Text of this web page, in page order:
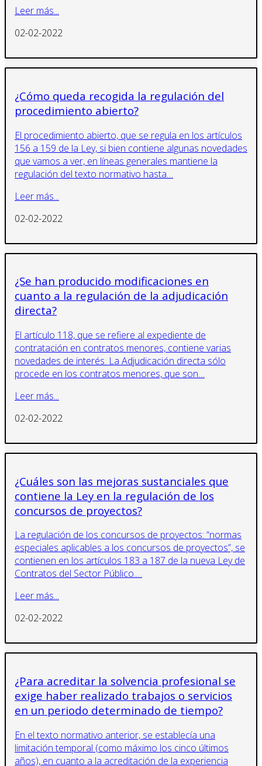
Leer más...
02-02-2022
¿Cómo queda recogida la regulación del
procedimiento abierto?
El procedimiento abierto, que se regula en los artículos
156 a 159 de la Ley, si bien contiene algunas novedades
que vamos a ver, en líneas generales mantiene la
regulación del texto normativo hasta…
Leer más...
02-02-2022
¿Se han producido modificaciones en
cuanto a la regulación de la adjudicación
directa?
El artículo 118, que se refiere al expediente de
contratación en contratos menores, contiene varias
novedades de interés. La Adjudicación directa sólo
procede en los contratos menores, que son…
Leer más...
02-02-2022
¿Cuáles son las mejoras sustanciales que
contiene la Ley en la regulación de los
concursos de proyectos?
La regulación de los concursos de proyectos: “normas
especiales aplicables a los concursos de proyectos”, se
contienen en los artículos 183 a 187 de la nueva Ley de
Contratos del Sector Público.…
Leer más...
02-02-2022
¿Para acreditar la solvencia profesional se
exige haber realizado trabajos o servicios
en un periodo determinado de tiempo?
En el texto normativo anterior, se establecía una
limitación temporal (como máximo los cinco últimos
años), en cuanto a la acreditación de la experiencia